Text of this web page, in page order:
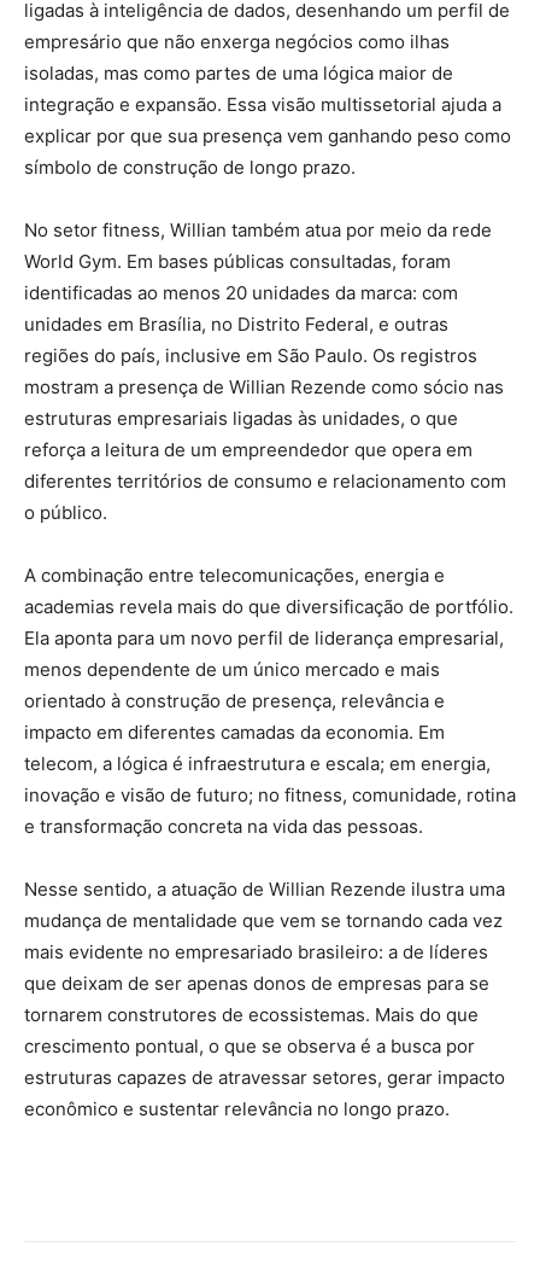
ligadas à inteligência de dados, desenhando um perfil de
empresário que não enxerga negócios como ilhas
isoladas, mas como partes de uma lógica maior de
integração e expansão. Essa visão multissetorial ajuda a
explicar por que sua presença vem ganhando peso como
símbolo de construção de longo prazo.
No setor fitness, Willian também atua por meio da rede
World Gym. Em bases públicas consultadas, foram
identificadas ao menos 20 unidades da marca: com
unidades em Brasília, no Distrito Federal, e outras
regiões do país, inclusive em São Paulo. Os registros
mostram a presença de Willian Rezende como sócio nas
estruturas empresariais ligadas às unidades, o que
reforça a leitura de um empreendedor que opera em
diferentes territórios de consumo e relacionamento com
o público.
A combinação entre telecomunicações, energia e
academias revela mais do que diversificação de portfólio.
Ela aponta para um novo perfil de liderança empresarial,
menos dependente de um único mercado e mais
orientado à construção de presença, relevância e
impacto em diferentes camadas da economia. Em
telecom, a lógica é infraestrutura e escala; em energia,
inovação e visão de futuro; no fitness, comunidade, rotina
e transformação concreta na vida das pessoas.
Nesse sentido, a atuação de Willian Rezende ilustra uma
mudança de mentalidade que vem se tornando cada vez
mais evidente no empresariado brasileiro: a de líderes
que deixam de ser apenas donos de empresas para se
tornarem construtores de ecossistemas. Mais do que
crescimento pontual, o que se observa é a busca por
estruturas capazes de atravessar setores, gerar impacto
econômico e sustentar relevância no longo prazo.